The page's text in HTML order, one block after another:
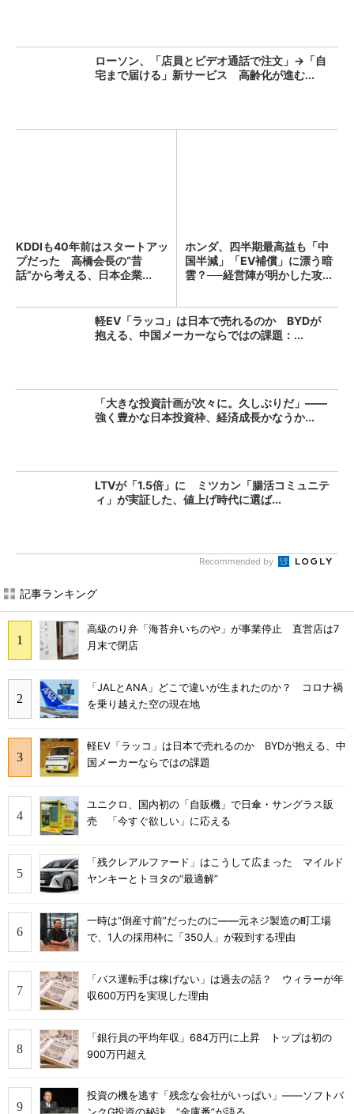
ローソン、「店員とビデオ通話で注文」→「自
宅まで届ける」新サービス 高齢化が進む...
KDDIも40年前はスタートアッ
プだった 高橋会長の“昔
話”から考える、日本企業...
ホンダ、四半期最高益も「中
国半減」「EV補償」に漂う暗
雲？──経営陣が明かした攻...
軽EV「ラッコ」は日本で売れるのか BYDが
抱える、中国メーカーならではの課題：...
「大きな投資計画が次々に。久しぶりだ」――
強く豊かな日本投資枠、経済成長かなうか...
LTVが「1.5倍」に ミツカン「腸活コミュニテ
ィ」が実証した、値上げ時代に選ば...
Recommended by
記事ランキング
高級のり弁「海苔弁いちのや」が事業停止 直営店は7
月末で閉店
「JALとANA」どこで違いが生まれたのか？ コロナ禍
を乗り越えた空の現在地
軽EV「ラッコ」は日本で売れるのか BYDが抱える、中
国メーカーならではの課題
ユニクロ、国内初の「自販機」で日傘・サングラス販
売 「今すぐ欲しい」に応える
「残クレアルファード」はこうして広まった マイルド
ヤンキーとトヨタの“最適解”
一時は“倒産寸前”だったのに――元ネジ製造の町工場
で、1人の採用枠に「350人」が殺到する理由
「バス運転手は稼げない」は過去の話？ ウィラーが年
収600万円を実現した理由
「銀行員の平均年収」684万円に上昇 トップは初の
900万円超え
投資の機を逃す「残念な会社がいっぱい」――ソフトバ